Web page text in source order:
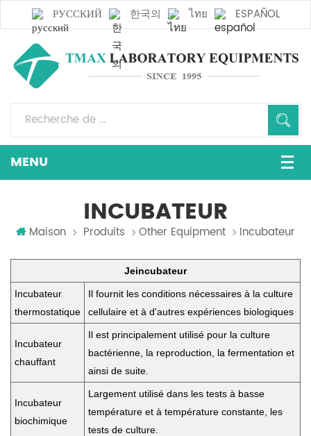
РУССКИЙ 한국의 ไทย ESPAÑOL
INCUBATEUR
Maison Produits Other Equipment Incubateur
Jeincubateur
Incubateur
thermostatique
Il fournit les conditions nécessaires à la culture
cellulaire et à d'autres expériences biologiques
Incubateur
chauffant
Il est principalement utilisé pour la culture
bactérienne, la reproduction, la fermentation et
ainsi de suite
Incubateur
biochimique
Largement utilisé dans les tests à basse
température et à température constante, les
tests de culture.